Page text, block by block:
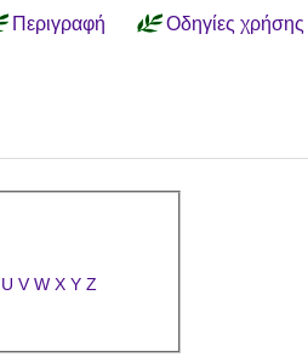
Περιγραφή Οδηγίες χρήσης
U V W X Y Z